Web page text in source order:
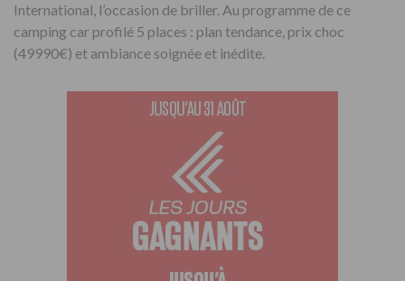
International, l’occasion de briller. Au programme de ce
camping car profilé 5 places : plan tendance, prix choc
(49990€) et ambiance soignée et inédite.